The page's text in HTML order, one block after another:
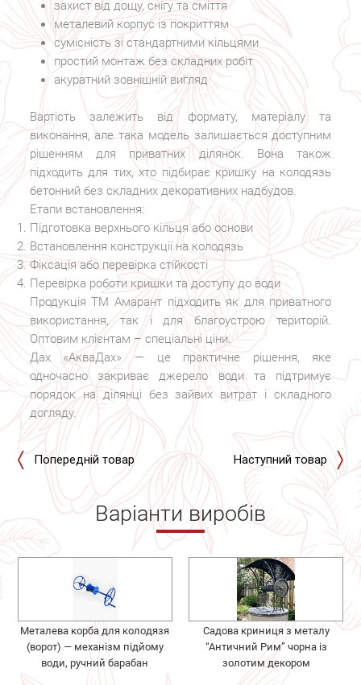
захист від дощу, снігу та сміття
металевий корпус із покриттям
сумісність зі стандартними кільцями
простий монтаж без складних робіт
акуратний зовнішній вигляд
Вартість залежить від формату, матеріалу та
виконання, але така модель залишається доступним
рішенням для приватних ділянок. Вона також
підходить для тих, хто підбирає кришку на колодязь
бетонний без складних декоративних надбудов.
Етапи встановлення:
Підготовка верхнього кільця або основи
Встановлення конструкції на колодязь
Фіксація або перевірка стійкості
Перевірка роботи кришки та доступу до води
Продукція ТМ Амарант підходить як для приватного
використання, так і для благоустрою територій.
Оптовим клієнтам – спеціальні ціни.
Дах «АкваДах» — це практичне рішення, яке
одночасно закриває джерело води та підтримує
порядок на ділянці без зайвих витрат і складного
догляду.
Попередній товар Наступний товар
Варіанти виробів
Металева корба для колодязя
(ворот) — механізм підйому
води, ручний барабан
Садова криниця з металу
“Античний Рим” чорна із
золотим декором